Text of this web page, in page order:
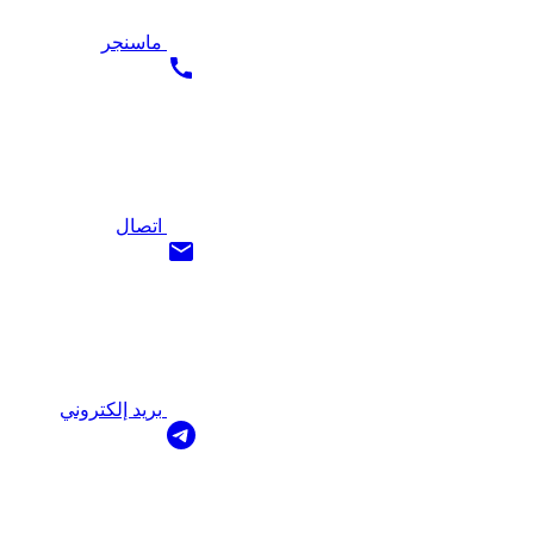
ماسنجر
اتصال
بريد إلكتروني